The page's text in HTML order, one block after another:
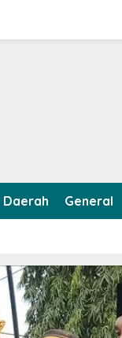
Daerah General